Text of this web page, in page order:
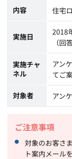
内容 住宅
実施日
2018
（回
実施チャ
ネル
アン
てご
対象者 アン
ご注意事項
対象のお客さ
ト案内メール